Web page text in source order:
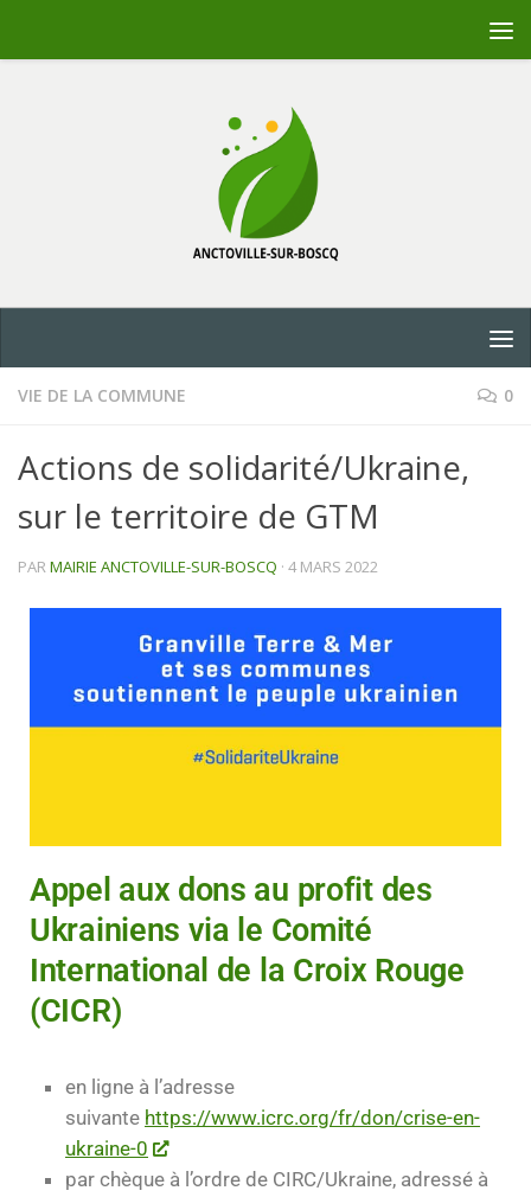
VIE DE LA COMMUNE 0
Actions de solidarité/Ukraine,
sur le territoire de GTM
PARMAIRIE ANCTOVILLE-SUR-BOSCQ · 4 MARS 2022
Appel aux dons au profit des
Ukrainiens via le Comité
International de la Croix Rouge
(CICR)
en ligne à l’adresse
suivante https://www.icrc.org/fr/don/crise-en-
ukraine-0
par chèque à l’ordre de CIRC/Ukraine, adressé à